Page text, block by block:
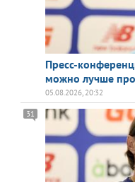
Пресс-
можно лучше
05.08.2026, 20:32
31